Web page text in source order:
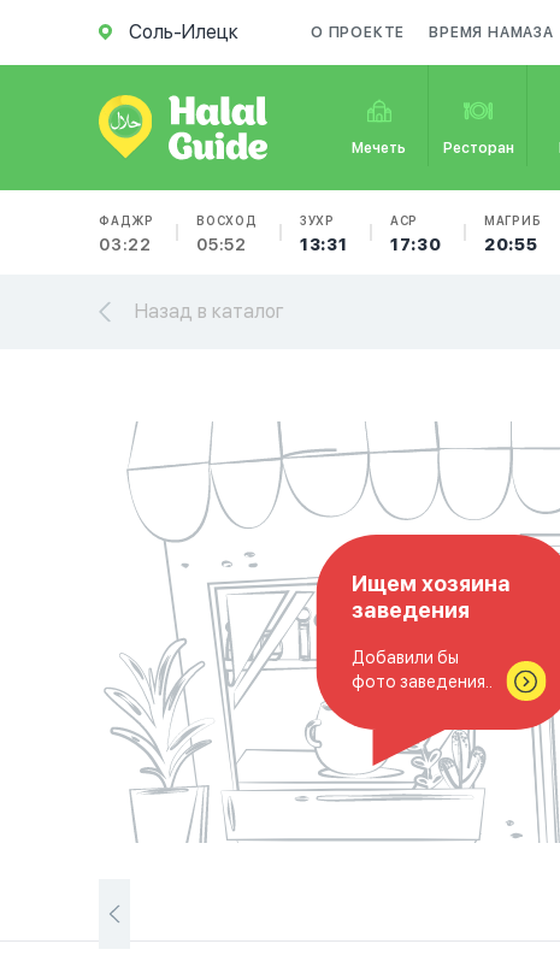
Соль-Илецк О ПРОЕКТЕ ВРЕМЯ НАМАЗА
Мечеть Ресторан
ФАДЖР
03:22
ВОСХОД
05:52
ЗУХР
13:31
АСР
17:30
МАГРИБ
20:55
Назад в каталог
Ищем хозяина
заведения
Добавили бы
фото заведения..